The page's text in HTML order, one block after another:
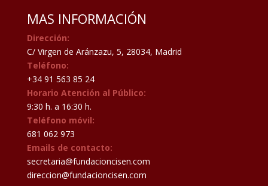
MAS INFORMACIÓN
Dirección:
C/ Virgen de Aránzazu, 5, 28034, Madrid
Teléfono:
+34 91 563 85 24
Horario Atención al Público:
9:30 h. a 16:30 h.
Teléfono móvil:
681 062 973
Emails de contacto:
secretaria@fundacioncisen.com
direccion@fundacioncisen.com